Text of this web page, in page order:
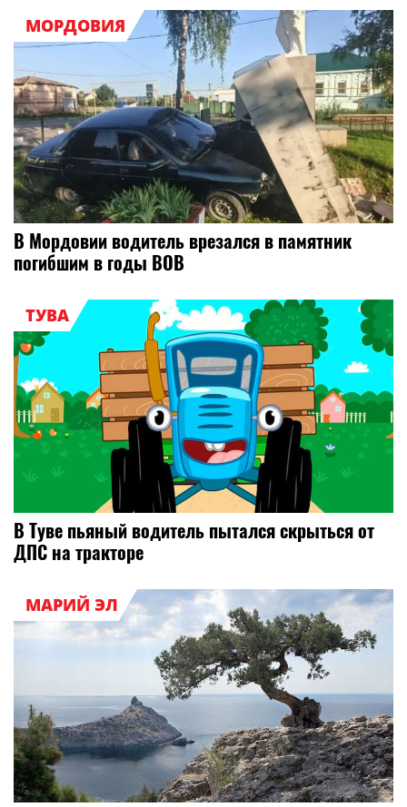
МОРДОВИЯ
В Мордовии водитель врезался в памятник
погибшим в годы ВОВ
ТУВА
В Туве пьяный водитель пытался скрыться от
ДПС на тракторе
МАРИЙ ЭЛ